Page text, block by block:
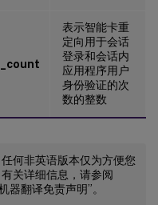
表示智能卡重
定向用于会话
登录和会话内
应用程序用户
身份验证的次
数的整数
何非英语版本仅为方便您
关详细信息，请参阅
器翻译免责声明”。